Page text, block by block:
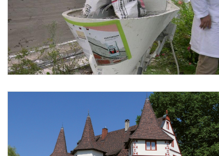
Sono esclusi dal prezzo la finitura finale con altri intonaci,
il pretrattamento con un liquido neutralizzante e
successivo lavaggio, mentre sono compresi nel prezzo la
fornitura dei materiali con il relativo trasporto degli stessi a
piè d’opera, l’asportazione dell’intonaco danneggiato, la
rimozione di intonaco esistente degradatoda sali fino ad
almeno 80 cm oltre la zona deteriorata arrivando fino alla
materiale demolito contaminato da sali idrosolubili, il
raschiamento accurato della malta poco aderente dai
giunti fino a una profondità minima di 2 cm, la sostituzione
dei mattoni friabili, la pulizia accurata del supporto a secco
con scopa metallica, l'asportazione di polvere con aria